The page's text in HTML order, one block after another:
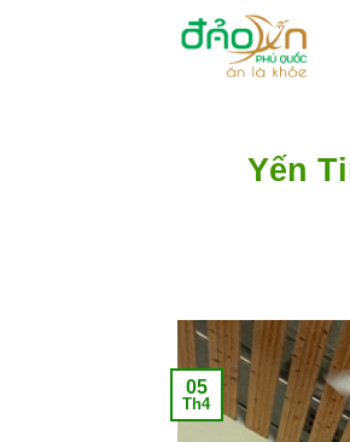
Yến
05
Th4